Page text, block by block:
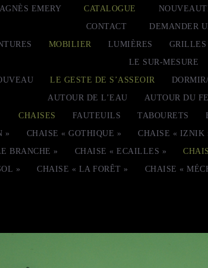
AGNÈS EMERY CATALOGUE
CONTACT
DEMANDER
MOBILIER LUMIÈRES GRILLES
LE SUR-MESURE
LE GESTE DE S’ASSEOIR
AUTOUR DE L’EAU
AUTOUR DU
CHAISES
FAUTEUILS TABOURETS
»
CHAISE « GOTHIQUE » CHAISE « IZNIK
BRANCHE »
CHAISE « ECAILLES »
»
CHAISE « LA FORÊT » CHAISE «